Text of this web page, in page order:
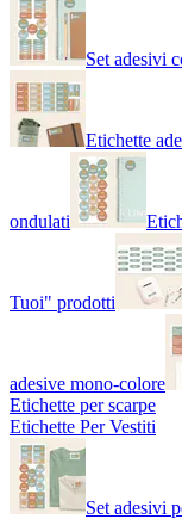
Set adesivi
Etichette
ondulati
Tuoi" prodotti
adesive mono-colore
Etichette per scarpe
Etichette Per Vestiti
Set adesivi